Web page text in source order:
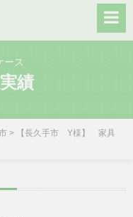
ース
績
>
【長久手市 Y様】 家具